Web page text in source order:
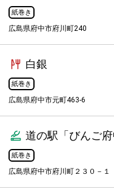
紙巻き
広島県府中市府川町240
白銀
紙巻き
広島県府中市元町463-6
道の駅「びんご府
紙巻き
広島県府中市府川町２３０－１